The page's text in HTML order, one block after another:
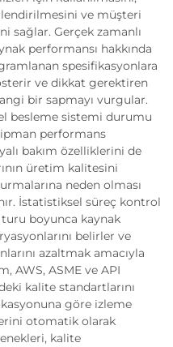
ve müşteri
sağlar. Gerçek zamanlı
performansı hakkında
spesifikasyonlara
ve dikkat gerektiren
bir sapmayı vurgular.
besleme sistemi durumu
performans
bakım özelliklerini de
üretim kalitesini
neden olması
İstatistiksel süreç kontrol
boyunca kaynak
belirler ve
azaltmak amacıyla
AWS, ASME ve API
kalite standartlarını
göre izleme
otomatik olarak
kalite